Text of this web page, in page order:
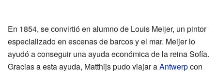
En 1854, se convirtió en alumno de Louis Meijer, un pintor
especializado en escenas de barcos y el mar. Meijer lo
ayudó a conseguir una ayuda económica de la reina Sofía.
Gracias a esta ayuda, Matthijs pudo viajar aAntwerpcon